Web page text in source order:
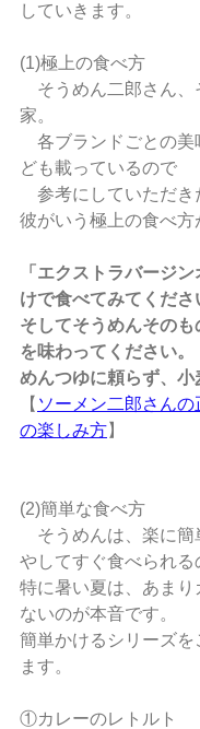
していきます。
(1)極上の食べ方
そうめん二郎さん、
家。
各ブランドごとの美
ども載っているので
参考にしていただき
彼がいう極上の食べ方
「エクストラバージ
けで食べてみてくださ
そしてそうめんそのも
を味わってください。
めんつゆに頼らず、小
【 ソーメン二郎さん
の楽しみ方】
(2)簡単な食べ方
そうめんは、楽に簡
やしてすぐ食べられる
特に暑い夏は、あまり
ないのが本音です。
簡単かけるシリーズを
ます。
①カレーのレトルト